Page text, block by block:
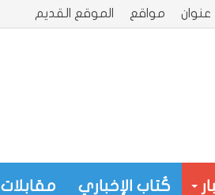
عنوان مواقع الموقع القديم
كُتاب الإخباري مقابلات